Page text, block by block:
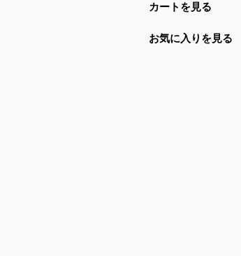
カートを見る
お気に入りを見る